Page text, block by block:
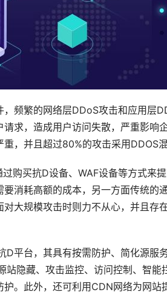
频繁的网络层DDoS攻击和应用层
求，造成用户访问失散，严重影响
，并且超过80%的攻击采用DDOS
购买抗D设备、WAF设备等方式来
消耗高额的成本，另一方面传统的
大规模攻击时则力不从心，并且存
D平台，其具有按需防护、简化源服
隐藏、攻击监控、访问控制、智能
。此外，还可利用CDN网络为网站